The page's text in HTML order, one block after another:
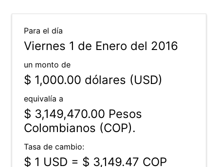
Para el día
Viernes 1 de Enero del 2016
un monto de
$ 1,000.00 dólares (USD)
equivalía a
$ 3,149,470.00 Pesos
Colombianos (COP).
Tasa de cambio:
$ 1 USD = $ 3,149.47 COP